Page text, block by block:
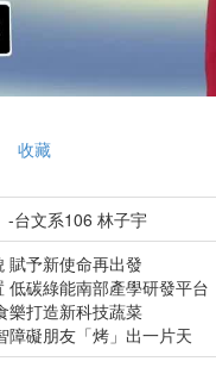
片
收藏
-台文系106 林子宇
賦予新使命再出發
低碳綠能南部產學研發平台
樂打造新科技蔬菜
障礙朋友「烤」出一片天